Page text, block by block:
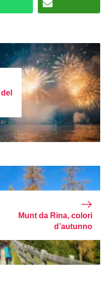
Munt da Rina, colori
d’autunno